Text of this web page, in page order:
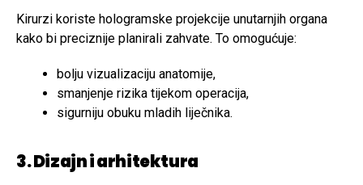
Kirurzi koriste hologramske projekcije unutarnjih organa
kako bi preciznije planirali zahvate. To omogućuje:
bolju vizualizaciju anatomije,
smanjenje rizika tijekom operacija,
sigurniju obuku mladih liječnika.
3. Dizajn i arhitektura